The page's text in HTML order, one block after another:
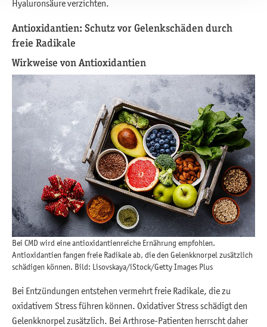
Hyaluronsäure verzichten.
Antioxidantien: Schutz vor Gelenkschäden durch
freie Radikale
Wirkweise von Antioxidantien
Bei CMD wird eine antioxidantienreiche Ernährung empfohlen.
Antioxidantien fangen freie Radikale ab, die den Gelenkknorpel zusätzlich
schädigen können. Bild: Lisovskaya/iStock/Getty Images Plus
Bei Entzündungen entstehen vermehrt freie Radikale, die zu
oxidativem Stress führen können. Oxidativer Stress schädigt den
Gelenkknorpel zusätzlich. Bei Arthrose-Patienten herrscht daher